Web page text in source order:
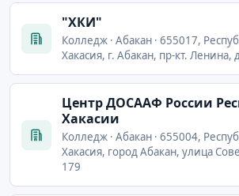
"ХКИ"
Колледж · Абакан · 655017,
Хакасия, г. Абакан, пр-кт. Ленина,
Центр ДОСААФ России
Хакасии
Колледж · Абакан · 655004,
Хакасия, город Абакан, улица
179